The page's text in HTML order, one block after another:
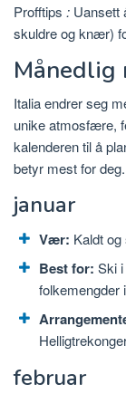
Profftips : Uansett
skuldre og knær)
Månedlig
Italia endrer seg
unike atmosfære,
kalenderen til å
betyr mest for deg.
januar
Vær: Kaldt
Best for: Ski
folkemengder
februar